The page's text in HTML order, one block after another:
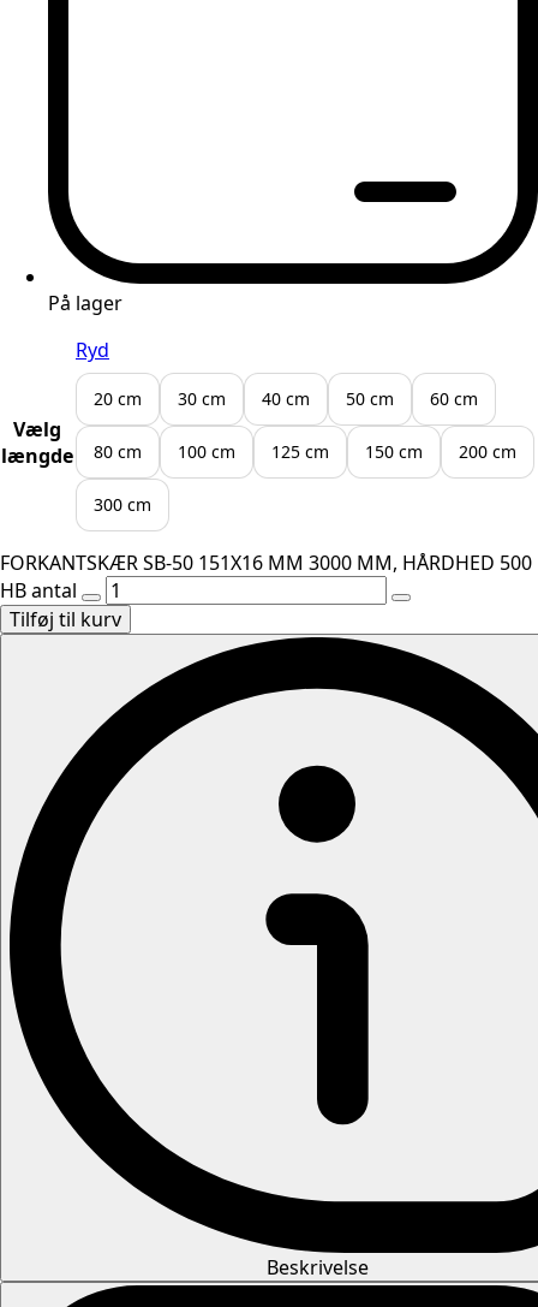
På lager
Vælg
længde
Ryd
20 cm 30 cm 40 cm 50 cm 60 cm
80 cm 100 cm 125 cm 150 cm 200 cm
300 cm
FORKANTSKÆR SB-50 151X16 MM 3000 MM, HÅRDHED 500
HB antal
Tilføj til kurv
Beskrivelse